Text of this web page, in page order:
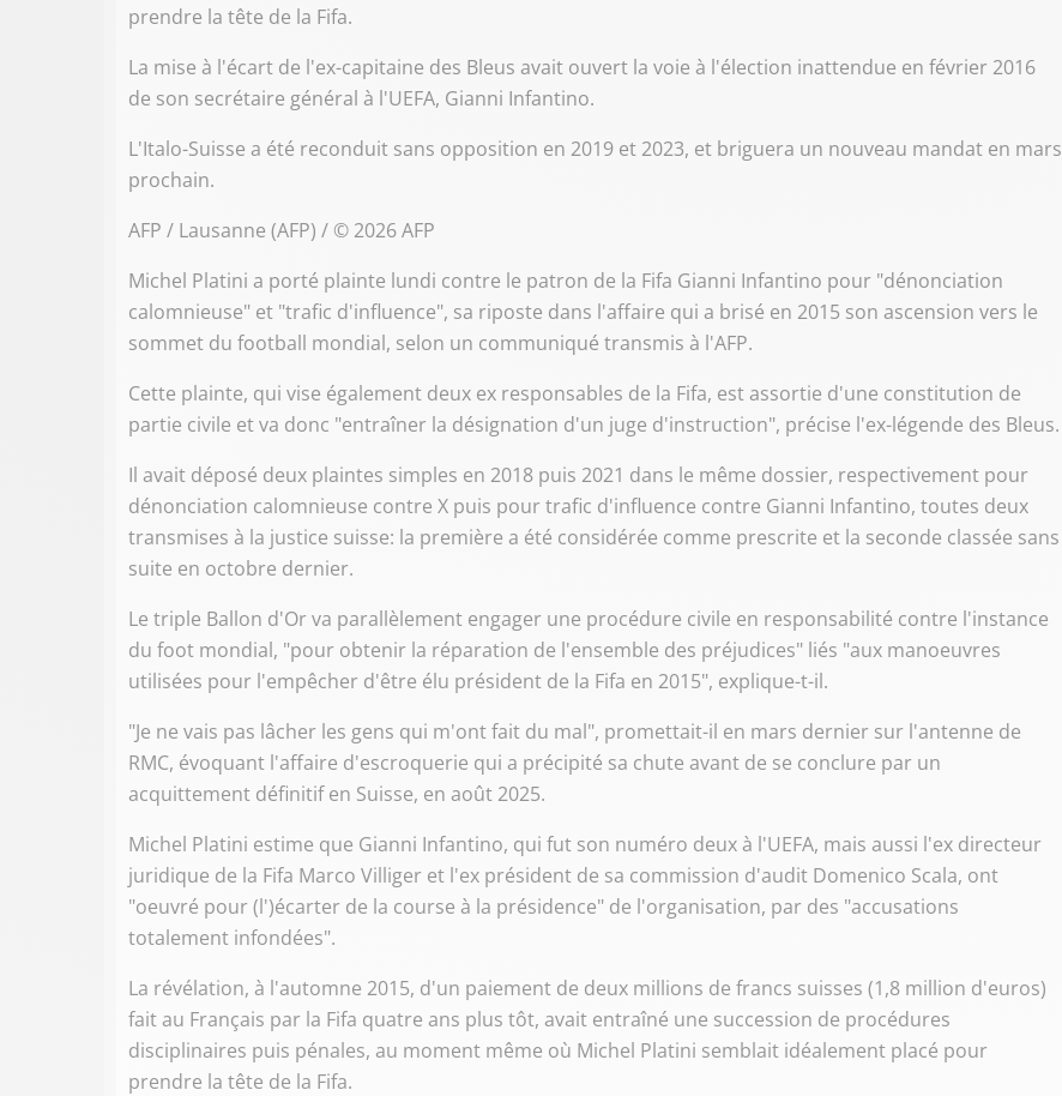
prendre la tête de la Fifa.
La mise à l'écart de l'ex-capitaine des Bleus avait ouvert la voie à l'élection inattendue en février 2016
de son secrétaire général à l'UEFA, Gianni Infantino.
L'Italo-Suisse a été reconduit sans opposition en 2019 et 2023, et briguera un nouveau mandat en mars
prochain.
AFP / Lausanne (AFP) / © 2026 AFP
Michel Platini a porté plainte lundi contre le patron de la Fifa Gianni Infantino pour "dénonciation
calomnieuse" et "trafic d'influence", sa riposte dans l'affaire qui a brisé en 2015 son ascension vers le
sommet du football mondial, selon un communiqué transmis à l'AFP.
Cette plainte, qui vise également deux ex responsables de la Fifa, est assortie d'une constitution de
partie civile et va donc "entraîner la désignation d'un juge d'instruction", précise l'ex-légende des Bleus.
Il avait déposé deux plaintes simples en 2018 puis 2021 dans le même dossier, respectivement pour
dénonciation calomnieuse contre X puis pour trafic d'influence contre Gianni Infantino, toutes deux
transmises à la justice suisse: la première a été considérée comme prescrite et la seconde classée sans
suite en octobre dernier.
Le triple Ballon d'Or va parallèlement engager une procédure civile en responsabilité contre l'instance
du foot mondial, "pour obtenir la réparation de l'ensemble des préjudices" liés "aux manoeuvres
utilisées pour l'empêcher d'être élu président de la Fifa en 2015", explique-t-il.
"Je ne vais pas lâcher les gens qui m'ont fait du mal", promettait-il en mars dernier sur l'antenne de
RMC, évoquant l'affaire d'escroquerie qui a précipité sa chute avant de se conclure par un
acquittement définitif en Suisse, en août 2025.
Michel Platini estime que Gianni Infantino, qui fut son numéro deux à l'UEFA, mais aussi l'ex directeur
juridique de la Fifa Marco Villiger et l'ex président de sa commission d'audit Domenico Scala, ont
"oeuvré pour (l')écarter de la course à la présidence" de l'organisation, par des "accusations
totalement infondées".
La révélation, à l'automne 2015, d'un paiement de deux millions de francs suisses (1,8 million d'euros)
fait au Français par la Fifa quatre ans plus tôt, avait entraîné une succession de procédures
disciplinaires puis pénales, au moment même où Michel Platini semblait idéalement placé pour
prendre la tête de la Fifa.